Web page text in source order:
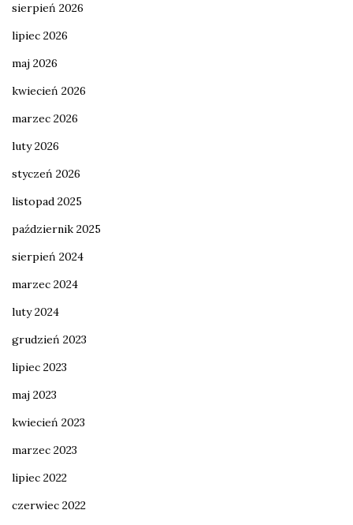
sierpień 2026
lipiec 2026
maj 2026
kwiecień 2026
marzec 2026
luty 2026
styczeń 2026
listopad 2025
październik 2025
sierpień 2024
marzec 2024
luty 2024
grudzień 2023
lipiec 2023
maj 2023
kwiecień 2023
marzec 2023
lipiec 2022
czerwiec 2022